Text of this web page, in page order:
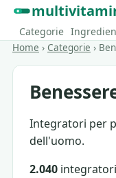
Categorie
Home › Categorie ›
Integratori per
dell'uomo.
2.040